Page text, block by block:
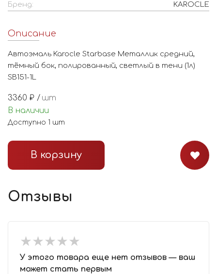
Бренд:
KAROCLE
Описание
Автоэмаль Karocle Starbase Металлик средний,
тёмный бок, полированный, светлый в тени (1л)
SB151-1L
3360 ₽ / шт
В наличии
Доступно 1 шт
В корзину
Отзывы
★★★★★
★★★★★
У этого товара еще нет отзывов — ваш
может стать первым